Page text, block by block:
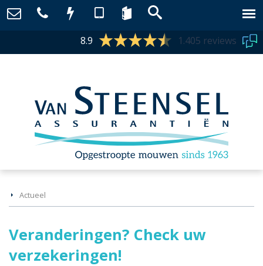
8.9 1.405 reviews
Actueel
Veranderingen? Check uw
verzekeringen!